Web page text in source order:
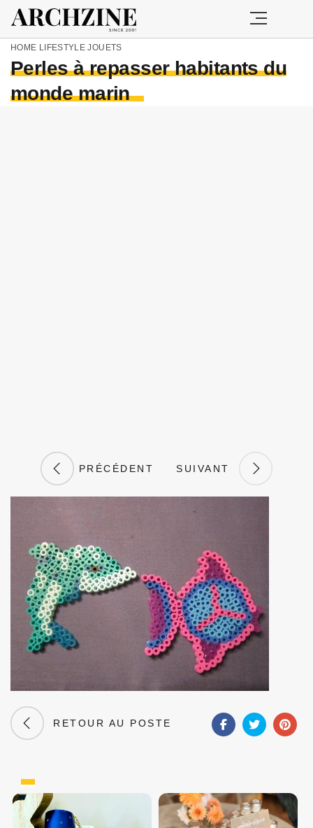
HOME LIFESTYLE JOUETS
Perles à repasser habitants du
monde marin
PRÉCÉDENT SUIVANT
RETOUR AU POSTE